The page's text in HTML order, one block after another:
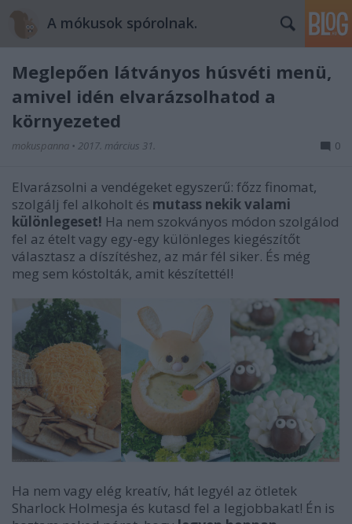
A mókusok spórolnak.
Meglepően látványos húsvéti menü,
amivel idén elvarázsolhatod a
környezeted
mokuspanna • 2017. március 31. 0
Elvarázsolni a vendégeket egyszerű: főzz finomat,
szolgálj fel alkoholt és mutass nekik valami
különlegeset! Ha nem szokványos módon szolgálod
fel az ételt vagy egy-egy különleges kiegészítőt
választasz a díszítéshez, az már fél siker. És még
meg sem kóstolták, amit készítettél!
Ha nem vagy elég kreatív, hát legyél az ötletek
Sharlock Holmesja és kutasd fel a legjobbakat! Én is